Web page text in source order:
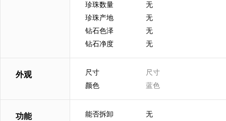
珍珠数量
无
珍珠产地
无
钻石色泽
无
钻石净度
无
外观 尺寸
尺寸
颜色
蓝色
功能 能否拆卸
无